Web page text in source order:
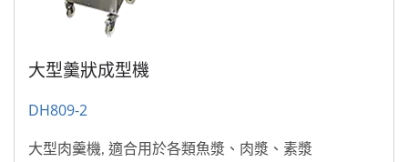
大型羹狀成型機
DH809-2
大型肉羹機, 適合用於各類魚漿、肉漿、素漿